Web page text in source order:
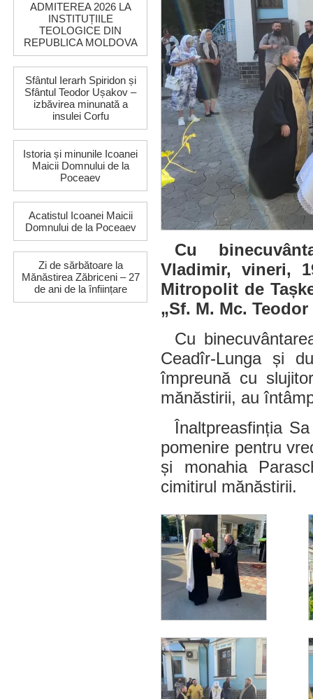
ADMITEREA 2026 LA
INSTITUȚIILE
TEOLOGICE DIN
REPUBLICA MOLDOVA
Sfântul Ierarh Spiridon și
Sfântul Teodor Ușakov –
izbăvirea minunată a
insulei Corfu
Istoria și minunile Icoanei
Maicii Domnului de la
Poceaev
Acatistul Icoanei Maicii
Domnului de la Poceaev
Zi de sărbătoare la
Mănăstirea Zăbriceni – 27
de ani de la înființare
Cu
Vladimir, vineri,
Mitropolit de
„Sf. M. Mc.
Cu
Ceadîr-Lunga și
împreună cu
mănăstirii, au
Înaltpreasfinția
pomenire pentru
și monahia
cimitirul mănăstirii.